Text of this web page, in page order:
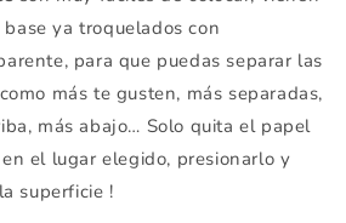
ya troquelados con
para que puedas separar las
más te gusten, más separadas,
más abajo… Solo quita el papel
el lugar elegido, presionarlo y
superficie !